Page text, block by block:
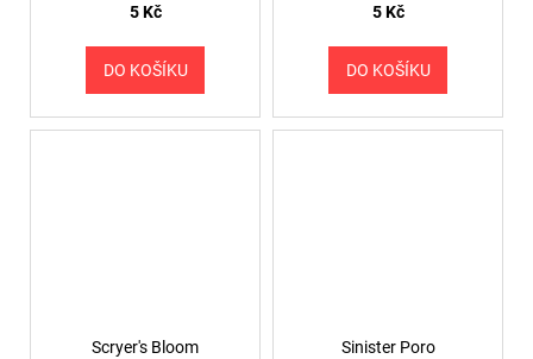
5 Kč
DO KOŠÍKU
5 Kč
DO KOŠÍKU
Scryer's Bloom Sinister Poro